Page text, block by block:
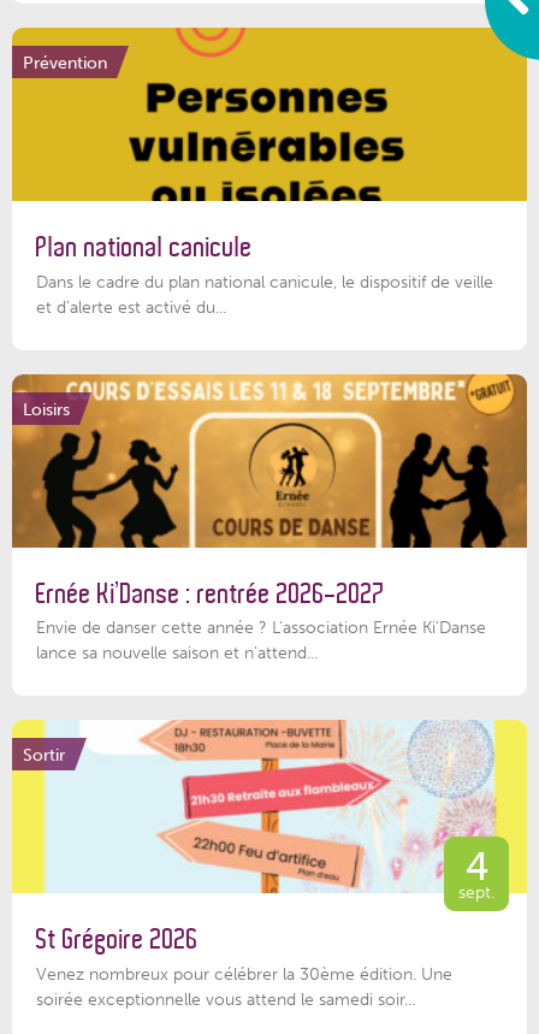
Prévention
Plan national canicule
Dans le cadre du plan national canicule, le dispositif de veille
et d’alerte est activé du...
Loisirs
Ernée Ki’Danse : rentrée 2026-2027
Envie de danser cette année ? L'association Ernée Ki'Danse
lance sa nouvelle saison et n'attend...
Sortir
4
sept.
St Grégoire 2026
Venez nombreux pour célébrer la 30ème édition. Une
soirée exceptionnelle vous attend le samedi soir...